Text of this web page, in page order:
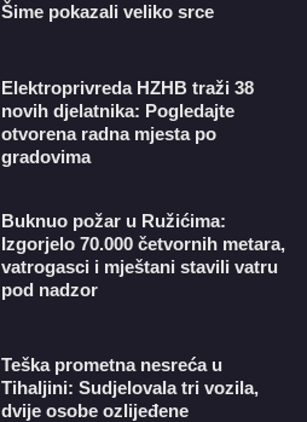
Šime pokazali veliko srce
​Elektroprivreda HZHB traži 38
novih djelatnika: Pogledajte
otvorena radna mjesta po
gradovima
Buknuo požar u Ružićima:
Izgorjelo 70.000 četvornih metara,
vatrogasci i mještani stavili vatru
pod nadzor
Teška prometna nesreća u
Tihaljini: Sudjelovala tri vozila,
dvije osobe ozlijeđene